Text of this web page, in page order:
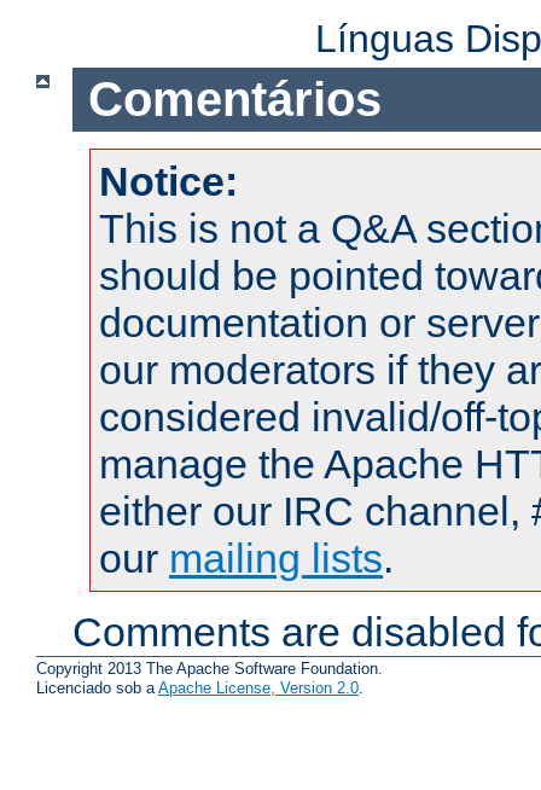
Línguas
Comentários
Notice:
This is not a Q&A
should be pointed
documentation or
our moderators if they
considered invalid/off-
manage the Apache
either our IRC channel,
our mailing lists.
Comments are disabled
Copyright 2013 The Apache Software Foundation.
Licenciado sob aApache License, Version 2.0.